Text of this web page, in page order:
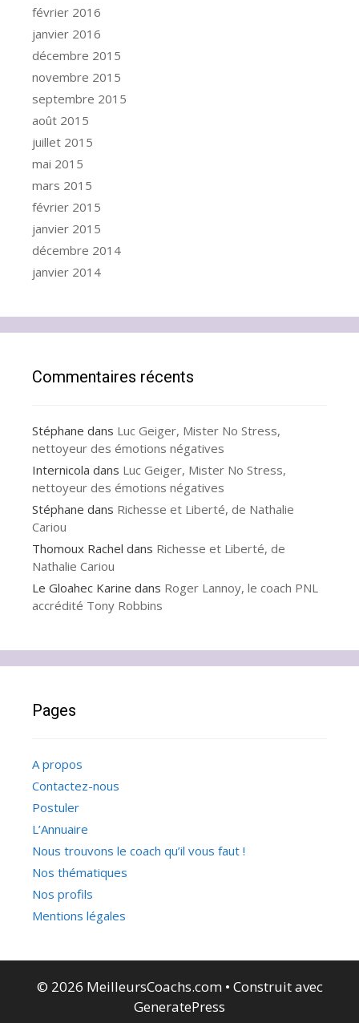
février 2016
janvier 2016
décembre 2015
novembre 2015
septembre 2015
août 2015
juillet 2015
mai 2015
mars 2015
février 2015
janvier 2015
décembre 2014
janvier 2014
Commentaires récents
Stéphane dans Luc Geiger, Mister No Stress,
nettoyeur des émotions négatives
Internicola dans Luc Geiger, Mister No Stress,
nettoyeur des émotions négatives
Stéphane dans Richesse et Liberté, de Nathalie
Cariou
Thomoux Rachel dans Richesse et Liberté, de
Nathalie Cariou
Le Gloahec Karine dans Roger Lannoy, le coach PNL
accrédité Tony Robbins
Pages
A propos
Contactez-nous
Postuler
L’Annuaire
Nous trouvons le coach qu’il vous faut !
Nos thématiques
Nos profils
Mentions légales
© 2026 MeilleursCoachs.com• Construit avec
GeneratePress